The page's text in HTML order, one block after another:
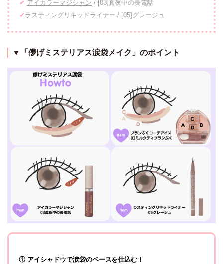
✔ アイカラーマジシャン / [03]真夜中の長電話
✔ ラスティングリキッドライナー / [05]グレージュ
▼「儚げミステリアス涙袋メイク」のポイント
① アイシャドウで涙袋のベースを仕込む！